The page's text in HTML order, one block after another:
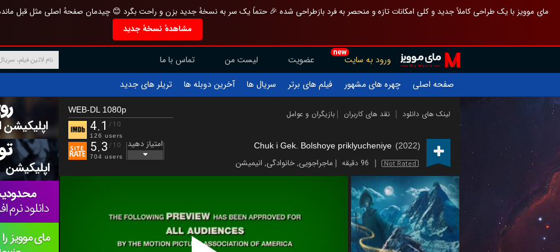
مای موویز با یک طراحی کاملاً جدید و کلی امکانات تازه و منحصر به فرد بازطراحی شده 🎉 حتماً یک سر به نسخهٔ جدید بزن و راحت بگرد 😊 چیدمان صفحهٔ اصلی مثل قبل
مشاهدهٔ نسخهٔ جدید
new
ورود به سایت عضویت لیست من
تماس با ما
صفحه اصلی
چهره های مشهور فیلم های برتر سریال ها آخرین دوبله ها تریلر های جدید
لینک های دانلود نقد های کاربران بازیگران و عوامل
Chuk i Gek. Bolshoye priklyucheniye (2022)
Not Rated 96 دقیقه ماجراجویی,خانوادگی, انیمیشن
WEB-DL 1080p
4.1 /10
126 users
5.3 /10
704 users
امتیاز دهید